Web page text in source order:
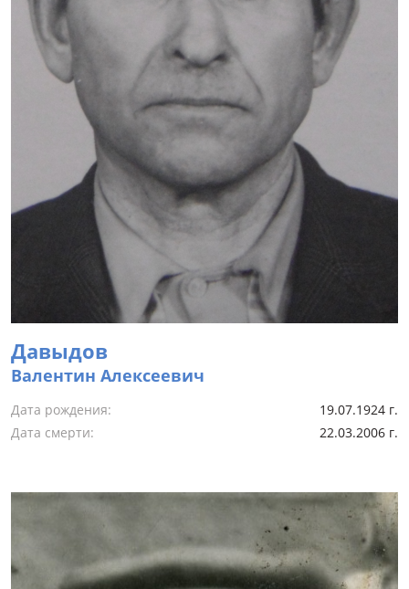
Давыдов
Валентин Алексеевич
Дата рождения:
19.07.1924 г.
Дата смерти:
22.03.2006 г.